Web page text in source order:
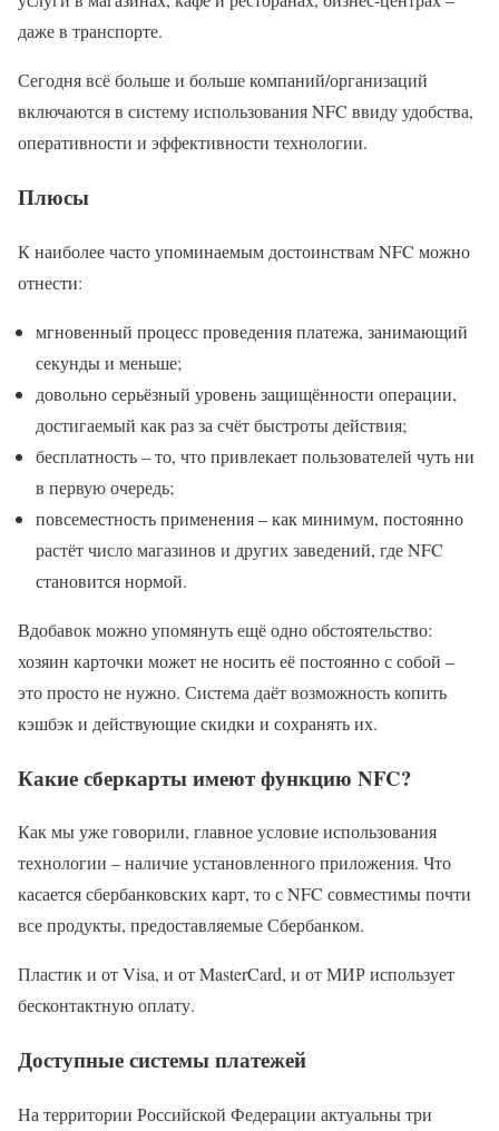
даже в транспорте.
Сегодня всё больше и больше компаний/организаций
включаются в систему использования NFC ввиду удобства,
оперативности и эффективности технологии.
Плюсы
К наиболее часто упоминаемым достоинствам NFC можно
отнести:
мгновенный процесс проведения платежа, занимающий
секунды и меньше;
довольно серьёзный уровень защищённости операции,
достигаемый как раз за счёт быстроты действия;
бесплатность – то, что привлекает пользователей чуть ни
в первую очередь;
повсеместность применения – как минимум, постоянно
растёт число магазинов и других заведений, где NFC
становится нормой.
Вдобавок можно упомянуть ещё одно обстоятельство:
хозяин карточки может не носить её постоянно с собой –
это просто не нужно. Система даёт возможность копить
кэшбэк и действующие скидки и сохранять их.
Какие сберкарты имеют функцию NFC?
Как мы уже говорили, главное условие использования
технологии – наличие установленного приложения. Что
касается сбербанковских карт, то с NFC совместимы почти
все продукты, предоставляемые Сбербанком.
Пластик и от Visa, и от MasterCard, и от МИР использует
бесконтактную оплату.
Доступные системы платежей
На территории Российской Федерации актуальны три